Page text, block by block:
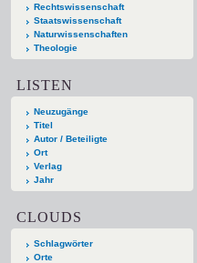
Rechtswissenschaft
Staatswissenschaft
Naturwissenschaften
Theologie
LISTEN
Neuzugänge
Titel
Autor / Beteiligte
Ort
Verlag
Jahr
CLOUDS
Schlagwörter
Orte